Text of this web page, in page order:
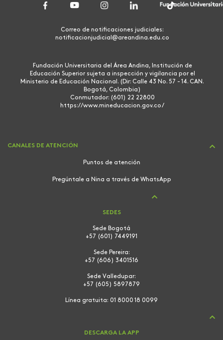
Correo de notificaciones judiciales:
notificacionjudicial@areandina.edu.co
Fundación Universitaria del Área Andina, Institución de
Educación Superior sujeta a inspección y vigilancia por el
Ministerio de Educación Nacional. (Dir: Calle 43 No. 57 - 14. CAN.
Bogotá, Colombia)
Conmutador: (601) 22 22800
https://www.mineducacion.gov.co/
CANALES DE ATENCIÓN
Puntos de atención
Pregúntale a Nina a través de WhatsApp
SEDES
Sede Bogotá
+57 (601) 7449191
Sede Pereira:
+57 (606) 3401516
Sede Valledupar:
+57 (605) 5897879
Línea gratuita: 01 8000 18 0099
DESCARGA LA APP